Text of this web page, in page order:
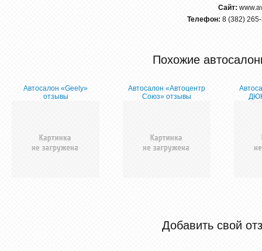
Сайт:
Телефон: 8 (382)
Похожие
Автосалон «Geely»
отзывы
Автосалон «Автоцентр
Союз» отзывы
Добавить свой